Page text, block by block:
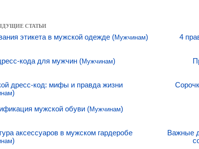
СТАТЬИ
этикета в мужской одежде (Мужчинам)
кода для мужчин (Мужчинам)
дресс-код: мифы и правда жизни
)
мужской обуви (Мужчинам)
аксессуаров в мужском гардеробе
)
4
Важные